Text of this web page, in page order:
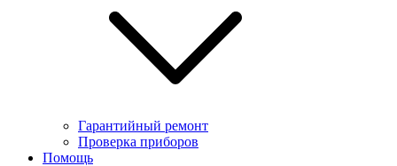
Гарантийный ремонт
Проверка приборов
Помощь